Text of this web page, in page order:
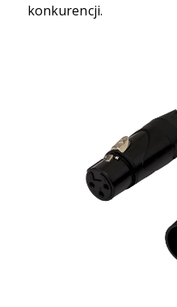
konkurencji.